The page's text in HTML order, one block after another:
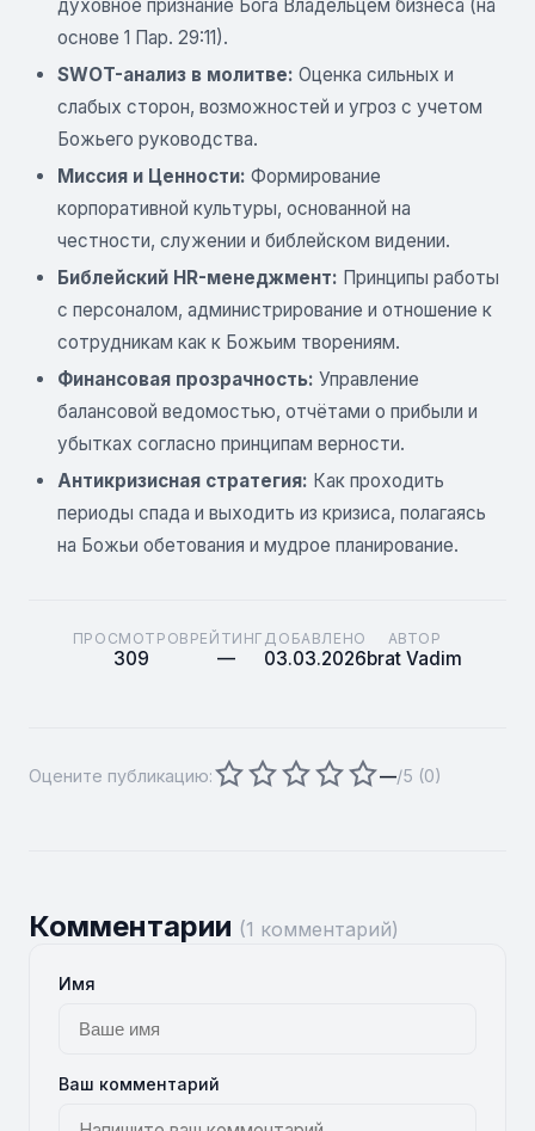
духовное признание Бога Владельцем бизнеса (на
основе 1 Пар. 29:11).
SWOT-анализ в молитве: Оценка сильных и
слабых сторон, возможностей и угроз с учетом
Божьего руководства.
Миссия и Ценности: Формирование
корпоративной культуры, основанной на
честности, служении и библейском видении.
Библейский HR-менеджмент: Принципы работы
с персоналом, администрирование и отношение к
сотрудникам как к Божьим творениям.
Финансовая прозрачность: Управление
балансовой ведомостью, отчётами о прибыли и
убытках согласно принципам верности.
Антикризисная стратегия: Как проходить
периоды спада и выходить из кризиса, полагаясь
на Божьи обетования и мудрое планирование.
ПРОСМОТРОВ
309
РЕЙТИНГ
—
ДОБАВЛЕНО
03.03.2026
АВТОР
brat Vadim
Оцените публикацию: —/5 (0)
Комментарии (1 комментарий)
Имя
Ваш комментарий